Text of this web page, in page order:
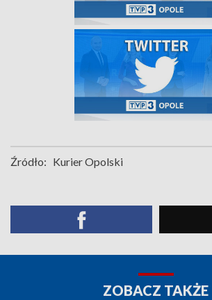
Źródło: Kurier Opolski
ZOBACZ TAKŻE